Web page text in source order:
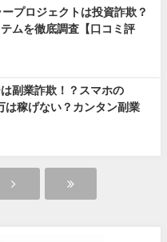
プロジェクトは投資詐欺？
ムを徹底調査【口コミ評
副業詐欺！？スマホの
は稼げない？カンタン副業